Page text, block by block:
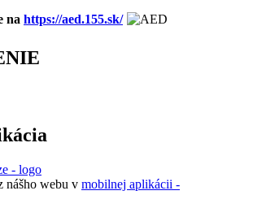
na https://aed.155.sk/
nášho webu v mobilnej aplikácii -